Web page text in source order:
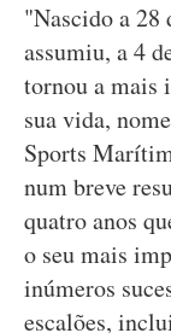
"Nascido a 28
assumiu, a 4
tornou a mais
sua vida,
Sports
num breve
quatro anos
o seu mais
inúmeros
escalões,